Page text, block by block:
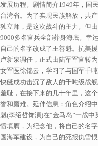
发展历程。剧情简介1949年，国
台湾省。为了实现民族解放，共
独立师，是这次战斗的主力。但
9000多名官兵全部葬身海底。幸
自己的名字改成了王善魁。抗美
卢新泉调任，正式由陆军军官转
女军医徐锦云，学习了与国军千
快艇成功击沉了敌人的千吨级战
羞耻，在接下来的几十年里，这
誉和磨难。延伸信息：角色介绍
魁(李绍哲饰演)在“金马岛”一战
愤填膺，为纪念他，将自己的名
国海军建设，为自己的死报仇雪恨